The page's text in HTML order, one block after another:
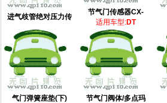
进气歧管绝对压力传
节气门传感器CX-
适用车型:DT
气门弹簧座垫(下)
节气门阀体/多点玛